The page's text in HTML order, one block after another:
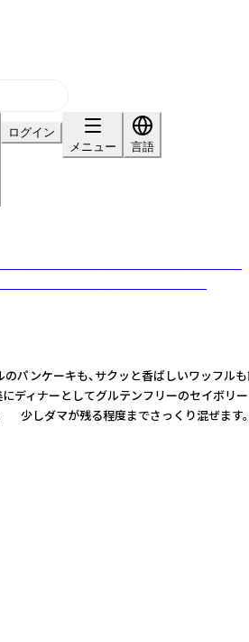
ログイン
メニュー
言語
ケーキも、サクッと香ばしいワッ
ーとしてグルテンフリーのセイ
しダマが残る程度までさっくり混ぜ